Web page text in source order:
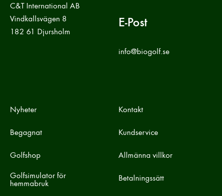
C&T International AB
Vindkallsvägen 8
182 61 Djursholm
E-Post
info@biogolf.se
Nyheter
Begagnat
Golfshop
Golfsimulator för
hemmabruk
Kontakt
Kundservice
Allmänna villkor
Betalningssätt